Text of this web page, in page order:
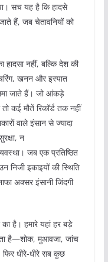
सच यह है कि हादसे
हैं, जब चेतावनियों को
हादसा नहीं, बल्कि देश की
खनन और इस्पात
जाते हैं। जो आंकड़े
कई मौतें रिकॉर्ड तक नहीं
वाले इंसान से ज्यादा
न
जब एक प्रतिष्ठित
निजी इकाइयों की स्थिति
अक्सर इंसानी जिंदगी
है। हमारे यहां हर बड़े
है—शोक, मुआवजा, जांच
धीरे-धीरे सब कुछ